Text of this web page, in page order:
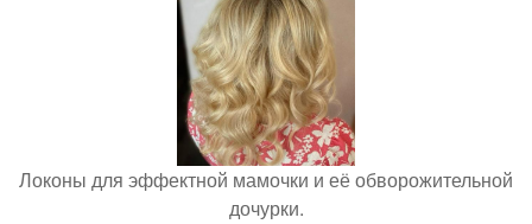
Локоны для эффектной мамочки и её обворожительной
дочурки.